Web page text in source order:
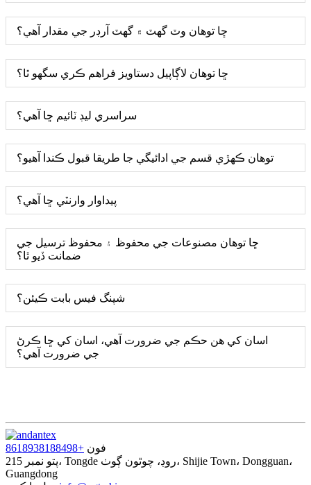
ڇا توهان وٽ گهٽ ۾ گهٽ آرڊر جي مقدار آهي؟
ڇا توهان لاڳاپيل دستاويز فراهم ڪري سگهو ٿا؟
سراسري ليڊ ٽائيم ڇا آهي؟
توهان ڪهڙي قسم جي ادائيگي جا طريقا قبول ڪندا آهيو؟
پيداوار وارنٽي ڇا آهي؟
ڇا توهان مصنوعات جي محفوظ ۽ محفوظ ترسيل جي
ضمانت ڏيو ٿا؟
شپنگ فيس بابت ڪيئن؟
اسان کي هن حڪم جي ضرورت آهي، اسان کي ڇا ڪرڻ
جي ضرورت آهي؟
فون +8618938188498
پتو
نمبر 215، Tongde روڊ، چوٿون ڳوٺ، Shijie Town، Dongguan،
Guangdong